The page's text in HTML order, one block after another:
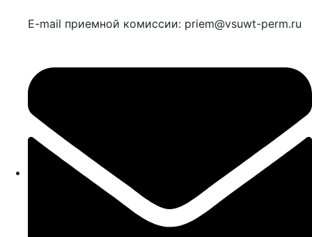
E-mail приемной комиссии: priem@vsuwt-perm.ru